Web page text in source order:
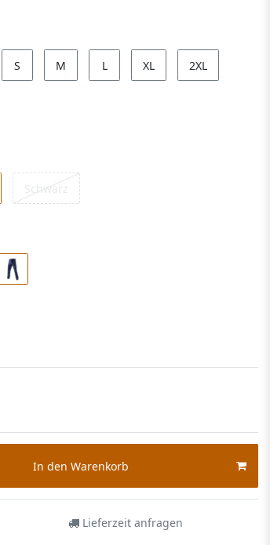
S M L XL 2XL
Schwarz
In den Warenkorb
Lieferzeit anfragen